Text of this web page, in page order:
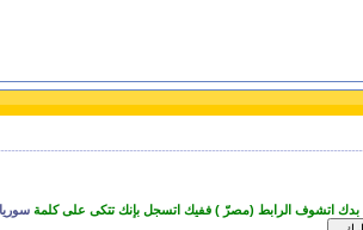
بدك اتشوف الرابط (مصرّ ) ففيك اتسجل بإنك تتكى على كلمةسوريا